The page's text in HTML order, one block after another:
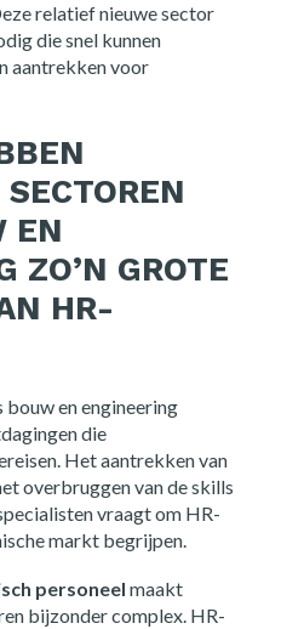
relatief nieuwe sector
die snel kunnen
aantrekken voor
EN
ZO’N GROTE
HR-
bouw en engineering
die
Het aantrekken van
overbruggen van de skills
vraagt om HR-
markt begrijpen.
personeel maakt
bijzonder complex. HR-